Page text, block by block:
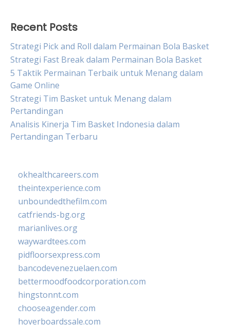
Recent Posts
Strategi Pick and Roll dalam Permainan Bola Basket
Strategi Fast Break dalam Permainan Bola Basket
5 Taktik Permainan Terbaik untuk Menang dalam
Game Online
Strategi Tim Basket untuk Menang dalam
Pertandingan
Analisis Kinerja Tim Basket Indonesia dalam
Pertandingan Terbaru
okhealthcareers.com
theintexperience.com
unboundedthefilm.com
catfriends-bg.org
marianlives.org
waywardtees.com
pidfloorsexpress.com
bancodevenezuelaen.com
bettermoodfoodcorporation.com
hingstonnt.com
chooseagender.com
hoverboardssale.com